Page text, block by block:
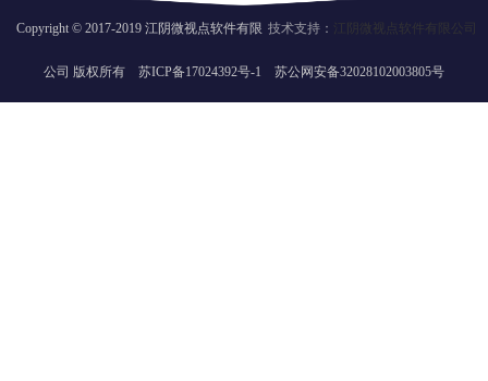
技术支持： 江阴微视点软件有限公司
Copyright © 2017-2019 江阴微视点软件有限
公司 版权所有 苏ICP备17024392号-1 苏公网安备32028102003805号